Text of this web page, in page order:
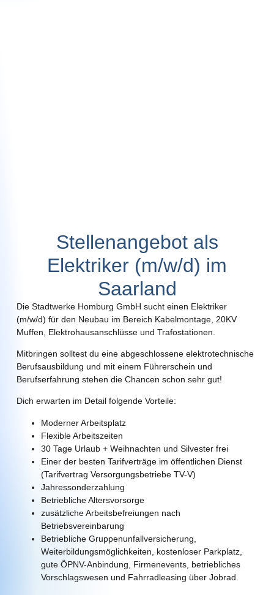
Stellenangebot als
Elektriker (m/w/d) im
Saarland
Die Stadtwerke Homburg GmbH sucht einen Elektriker
(m/w/d) für den Neubau im Bereich Kabelmontage, 20KV
Muffen, Elektrohausanschlüsse und Trafostationen.
Mitbringen solltest du eine abgeschlossene elektrotechnische
Berufsausbildung und mit einem Führerschein und
Berufserfahrung stehen die Chancen schon sehr gut!
Dich erwarten im Detail folgende Vorteile:
Moderner Arbeitsplatz
Flexible Arbeitszeiten
30 Tage Urlaub + Weihnachten und Silvester frei
Einer der besten Tarifverträge im öffentlichen Dienst
(Tarifvertrag Versorgungsbetriebe TV-V)
Jahressonderzahlung
Betriebliche Altersvorsorge
zusätzliche Arbeitsbefreiungen nach
Betriebsvereinbarung
Betriebliche Gruppenunfallversicherung,
Weiterbildungsmöglichkeiten, kostenloser Parkplatz,
gute ÖPNV-Anbindung, Firmenevents, betriebliches
Vorschlagswesen und Fahrradleasing über Jobrad.